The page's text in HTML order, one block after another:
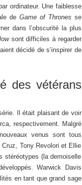
ordinateur. Une faiblesse
de Game of Thrones se
dans l’obscurité la plus
sont difficiles à regarder
décidé de s’inspirer de
des vétérans
Il était plaisant de voir
respectivement. Malgré
venus sont tous
Tony Revolori et Ellie
stéréotypes (la demoiselle
Warwick Davis
en tant que grand sage